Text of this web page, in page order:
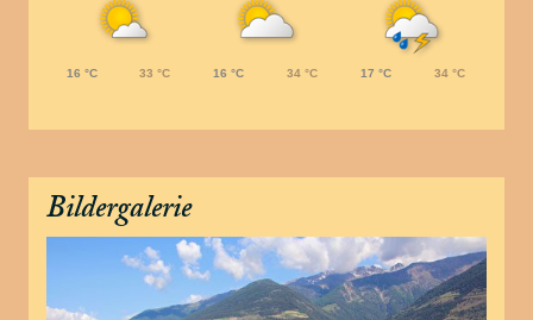
16 °C 33 °C 16 °C 34 °C 17 °C 34 °C
Bildergalerie